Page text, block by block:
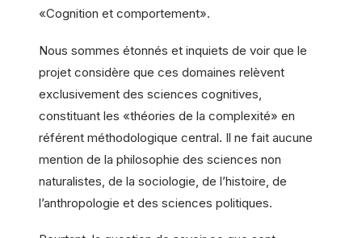
«Cognition et comportement».
Nous sommes étonnés et inquiets de voir que le
projet considère que ces domaines relèvent
exclusivement des sciences cognitives,
constituant les «théories de la complexité» en
référent méthodologique central. Il ne fait aucune
mention de la philosophie des sciences non
naturalistes, de la sociologie, de l’histoire, de
l’anthropologie et des sciences politiques.